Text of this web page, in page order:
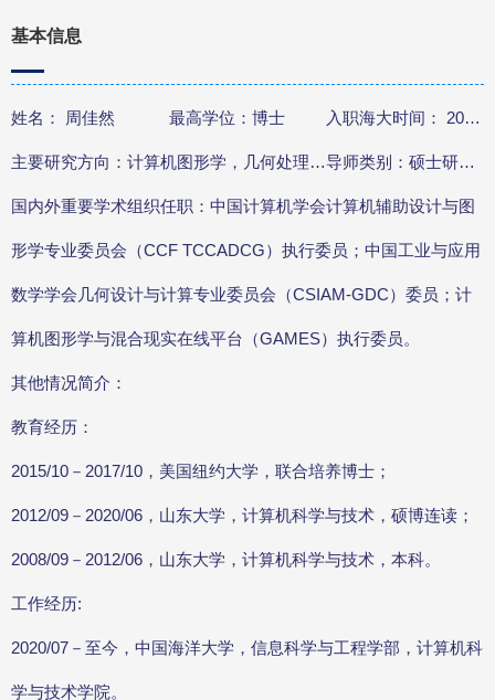
基本信息
姓名： 周佳然 最高学位：博士 入职海大时间： 2020年7月
主要研究方向：计算机图形学，几何处理，智能图形与几何计算 导师类别：硕士研究生导师
国内外重要学术组织任职：中国计算机学会计算机辅助设计与图
形学专业委员会（CCF TCCADCG）执行委员；中国工业与应用
数学学会几何设计与计算专业委员会（CSIAM-GDC）委员；计
算机图形学与混合现实在线平台（GAMES）执行委员。
其他情况简介：
教育经历：
2015/10－2017/10，美国纽约大学，联合培养博士；
2012/09－2020/06，山东大学，计算机科学与技术，硕博连读；
2008/09－2012/06，山东大学，计算机科学与技术，本科。
工作经历:
2020/07－至今，中国海洋大学，信息科学与工程学部，计算机科
学与技术学院。